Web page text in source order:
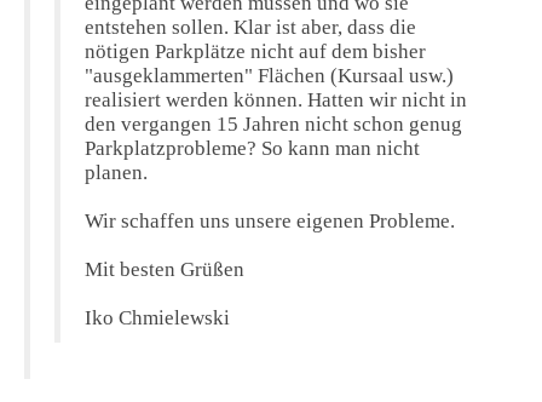
entstehen sollen. Klar ist aber, dass die
nötigen Parkplätze nicht auf dem bisher
"ausgeklammerten" Flächen (Kursaal usw.)
realisiert werden können. Hatten wir nicht in
den vergangen 15 Jahren nicht schon genug
Parkplatzprobleme? So kann man nicht
planen.
Wir schaffen uns unsere eigenen Probleme.
Mit besten Grüßen
Iko Chmielewski